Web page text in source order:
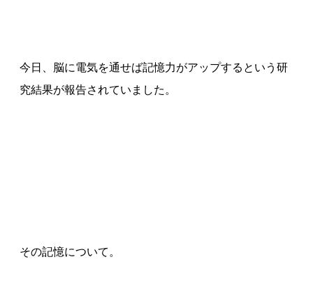
今日、脳に電気を通せば記憶力がアップするという研
究結果が報告されていました。
その記憶について。